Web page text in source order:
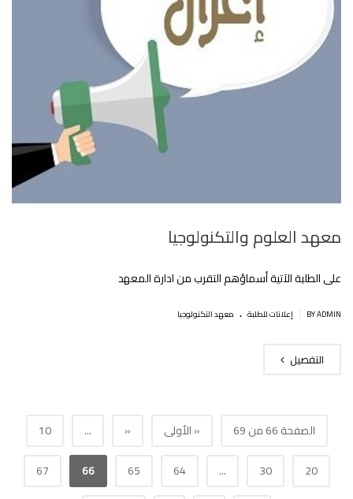
معهد العلوم والتكنولوجيا
على الطلبة الآتية أسماؤهم التقرب من ادارة المعهد
BY ADMIN إعلانات للطلبة . معهد التكنولوجيا
التفصيل
الصفحة 66 من 69 « الأولى «
...
10
20
30
...
64
65
66
67